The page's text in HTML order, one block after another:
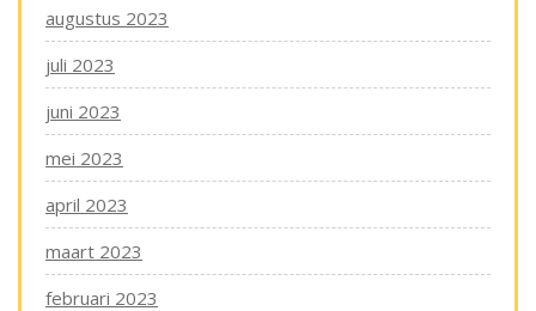
augustus 2023
juli 2023
juni 2023
mei 2023
april 2023
maart 2023
februari 2023